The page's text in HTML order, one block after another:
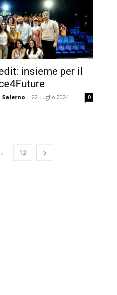
insieme per il
Salerno - 22 Luglio 2024 0
... 12